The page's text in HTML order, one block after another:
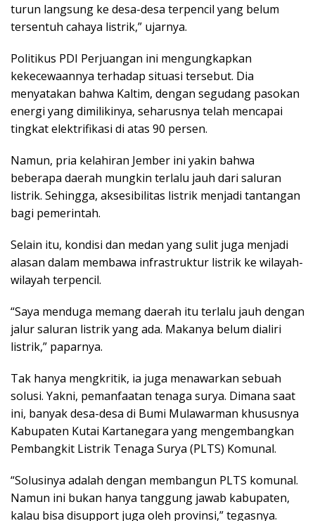
turun langsung ke desa-desa terpencil yang belum
tersentuh cahaya listrik,” ujarnya.
Politikus PDI Perjuangan ini mengungkapkan
kekecewaannya terhadap situasi tersebut. Dia
menyatakan bahwa Kaltim, dengan segudang pasokan
energi yang dimilikinya, seharusnya telah mencapai
tingkat elektrifikasi di atas 90 persen.
Namun, pria kelahiran Jember ini yakin bahwa
beberapa daerah mungkin terlalu jauh dari saluran
listrik. Sehingga, aksesibilitas listrik menjadi tantangan
bagi pemerintah.
Selain itu, kondisi dan medan yang sulit juga menjadi
alasan dalam membawa infrastruktur listrik ke wilayah-
wilayah terpencil.
“Saya menduga memang daerah itu terlalu jauh dengan
jalur saluran listrik yang ada. Makanya belum dialiri
listrik,” paparnya.
Tak hanya mengkritik, ia juga menawarkan sebuah
solusi. Yakni, pemanfaatan tenaga surya. Dimana saat
ini, banyak desa-desa di Bumi Mulawarman khususnya
Kabupaten Kutai Kartanegara yang mengembangkan
Pembangkit Listrik Tenaga Surya (PLTS) Komunal.
“Solusinya adalah dengan membangun PLTS komunal.
Namun ini bukan hanya tanggung jawab kabupaten,
kalau bisa disupport juga oleh provinsi,” tegasnya.